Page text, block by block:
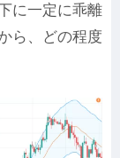
に一定に乖離
ら、どの程度